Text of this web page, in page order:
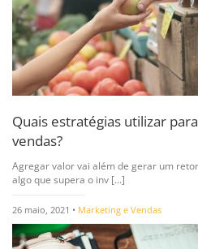
Quais estratégias utilizar
vendas?
Agregar valor vai além de gerar um
algo que supera o inv [...]
26 maio, 2021 • Marketing e Vendas